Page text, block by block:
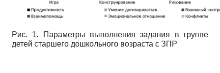
Рис. 1. Параметры выполнения задания в группе
детей старшего дошкольного возраста с ЗПР